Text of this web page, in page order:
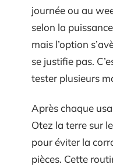
journée ou au
selon la
mais l’option
se justifie pas.
tester plusieurs
Après chaque
Otez la terre sur
pour éviter la
pièces. Cette